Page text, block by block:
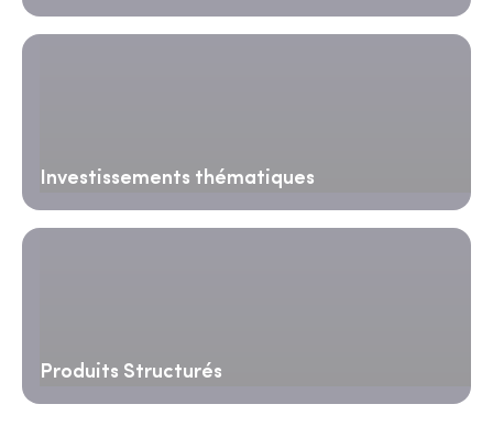
Investissements thématiques
Produits Structurés